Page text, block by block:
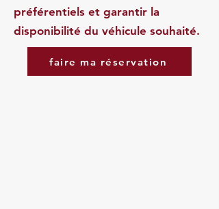
préférentiels et garantir la
disponibilité du véhicule souhaité.
faire ma réservation